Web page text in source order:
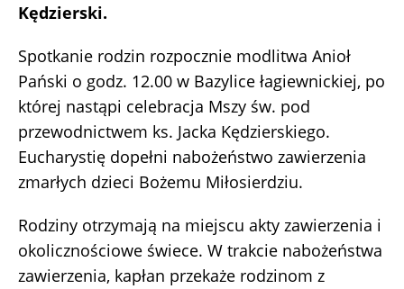
Kędzierski.
Spotkanie rodzin rozpocznie modlitwa Anioł
Pański o godz. 12.00 w Bazylice łagiewnickiej, po
której nastąpi celebracja Mszy św. pod
przewodnictwem ks. Jacka Kędzierskiego.
Eucharystię dopełni nabożeństwo zawierzenia
zmarłych dzieci Bożemu Miłosierdziu.
Rodziny otrzymają na miejscu akty zawierzenia i
okolicznościowe świece. W trakcie nabożeństwa
zawierzenia, kapłan przekaże rodzinom z